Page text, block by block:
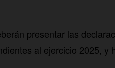
presentar las
al ejercicio 2025, y